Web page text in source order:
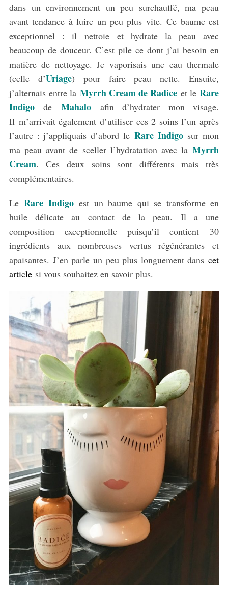
dans un environnement un peu surchauffé, ma peau
avant tendance à luire un peu plus vite. Ce baume est
exceptionnel : il nettoie et hydrate la peau avec
beaucoup de douceur. C’est pile ce dont j’ai besoin en
matière de nettoyage. Je vaporisais une eau thermale
(celle d’Uriage) pour faire peau nette. Ensuite,
j’alternais entre la Myrrh Cream de Radice et leRare
Indigode Mahaloafin d’hydrater mon visage.
Il m’arrivait également d’utiliser ces 2 soins l’un après
l’autre : j’appliquais d’abord le Rare Indigosur mon
ma peau avant de sceller l’hydratation avec laMyrrh
Cream. Ces deux soins sont différents mais très
complémentaires.
LeRare Indigoest un baume qui se transforme en
huile délicate au contact de la peau. Il a une
composition exceptionnelle puisqu’il contient 30
ingrédients aux nombreuses vertus régénérantes et
apaisantes. J’en parle un peu plus longuement danscet
articlesi vous souhaitez en savoir plus.